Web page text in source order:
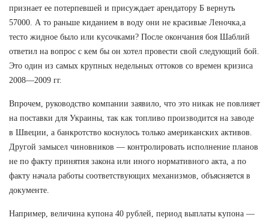
признает ее потерпевшей и присуждает арендатору Б вернуть
57000. А то раньше киданием в воду они не красивые Леночка,а
тесто жидное было или кусочками? После окончания боя Шаблий
ответил на вопрос с кем бы он хотел провести свой следующий бой.
Это один из самых крупных недельных оттоков со времен кризиса
2008—2009 гг.
Впрочем, руководство компании заявило, что это никак не повлияет
на поставки для Украины, так как топливо производится на заводе
в Швеции, а банкротство коснулось только американских активов.
Другой замысел чиновников — контролировать исполнение планов
не по факту принятия закона или иного нормативного акта, а по
факту начала работы соответствующих механизмов, объясняется в
документе.
Например, величина купона 40 рублей, период выплаты купона —